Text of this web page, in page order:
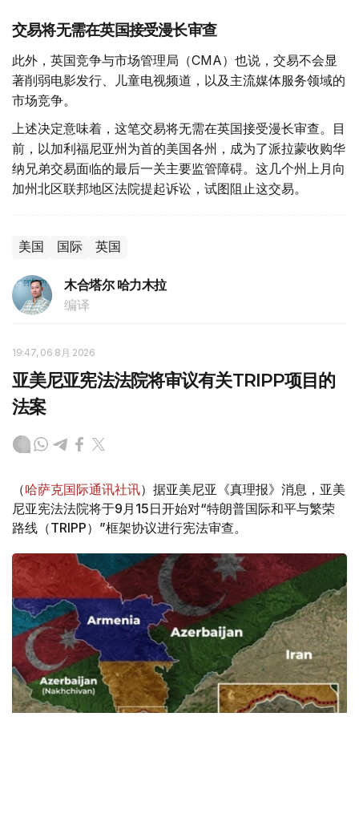
交易将无需在英国接受漫长审查
此外，英国竞争与市场管理局（CMA）也说，交易不会显
著削弱电影发行、儿童电视频道，以及主流媒体服务领域的
市场竞争。
上述决定意味着，这笔交易将无需在英国接受漫长审查。目
前，以加利福尼亚州为首的美国各州，成为了派拉蒙收购华
纳兄弟交易面临的最后一关主要监管障碍。这几个州上月向
加州北区联邦地区法院提起诉讼，试图阻止这交易。
美国 国际 英国
木合塔尔 哈力木拉
编译
19:47, 06 8月 2026
亚美尼亚宪法法院将审议有关TRIPP项目的
法案
（哈萨克国际通讯社讯）据亚美尼亚《真理报》消息，亚美
尼亚宪法法院将于9月15日开始对“特朗普国际和平与繁荣
路线（TRIPP）”框架协议进行宪法审查。